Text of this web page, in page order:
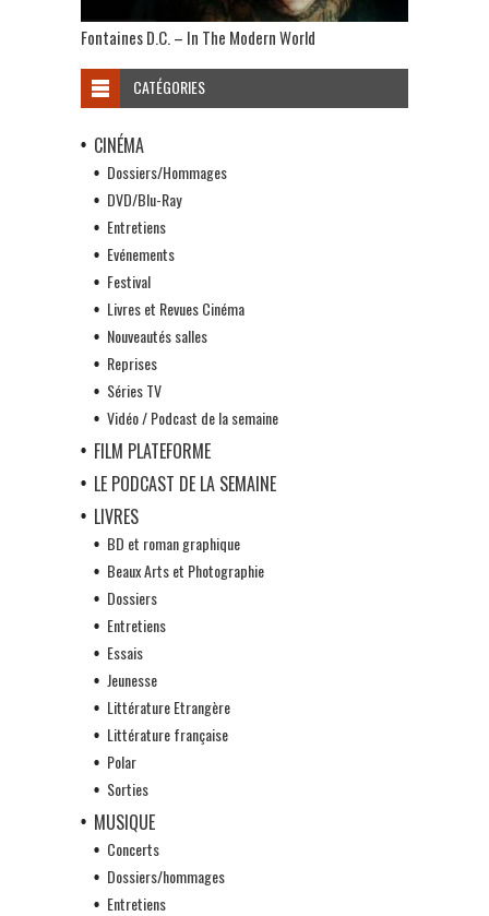
Fontaines D.C. – In The Modern World
CATÉGORIES
CINÉMA
Dossiers/Hommages
DVD/Blu-Ray
Entretiens
Evénements
Festival
Livres et Revues Cinéma
Nouveautés salles
Reprises
Séries TV
Vidéo / Podcast de la semaine
FILM PLATEFORME
LE PODCAST DE LA SEMAINE
LIVRES
BD et roman graphique
Beaux Arts et Photographie
Dossiers
Entretiens
Essais
Jeunesse
Littérature Etrangère
Littérature française
Polar
Sorties
MUSIQUE
Concerts
Dossiers/hommages
Entretiens